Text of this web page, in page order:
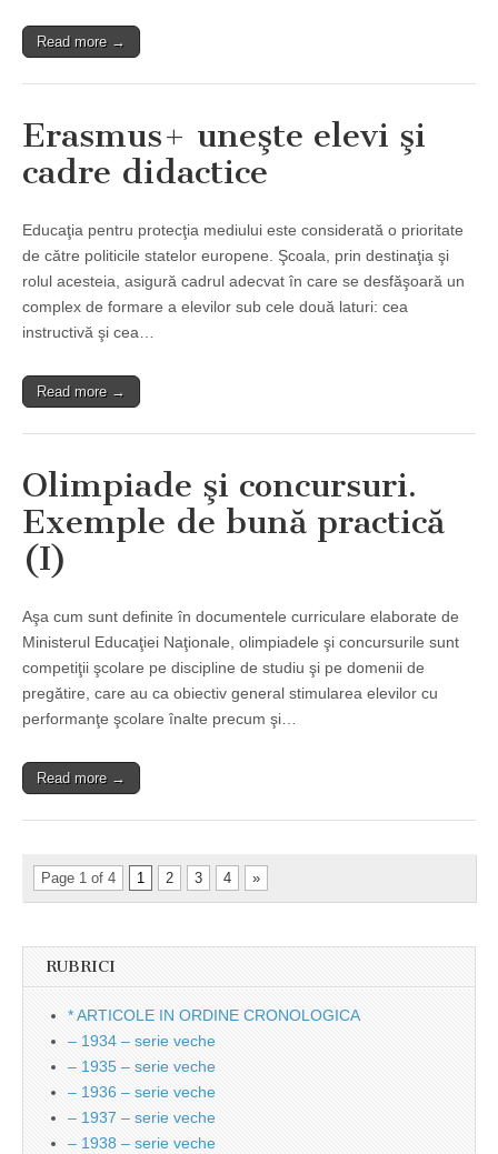
Read more →
Erasmus+ uneşte elevi şi
cadre didactice
Educaţia pentru protecţia mediului este considerată o prioritate
de cǎtre politicile statelor europene. Şcoala, prin destinaţia şi
rolul acesteia, asigură cadrul adecvat în care se desfăşoară un
complex de formare a elevilor sub cele două laturi: cea
instructivă şi cea…
Read more →
Olimpiade şi concursuri.
Exemple de bună practică
(I)
Aşa cum sunt definite în documentele curriculare elaborate de
Ministerul Educaţiei Naţionale, olimpiadele şi concursurile sunt
competiţii şcolare pe discipline de studiu şi pe domenii de
pregătire, care au ca obiectiv general stimularea elevilor cu
performanţe şcolare înalte precum şi…
Read more →
Page 1 of 4 1 2 3 4 »
RUBRICI
* ARTICOLE IN ORDINE CRONOLOGICA
– 1934 – serie veche
– 1935 – serie veche
– 1936 – serie veche
– 1937 – serie veche
– 1938 – serie veche